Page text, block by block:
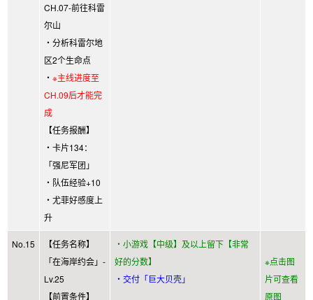
CH.07-前往科雷
尔山
・分析科雷尔地
区2个生命点
・ ※主线进度至
CH.09后才能完
成
【任务报酬】
・卡片134：
「强尼军团」
・队伍经验+10
・尤菲好感度上
升
No.15
【任务名称】
「在海岸约会」-
Lv.25
【前置条件】
・小游戏【中级】及以上留下【非常
好的分数】
・交付「巨大贝壳」
※点击图
片可查看
原图